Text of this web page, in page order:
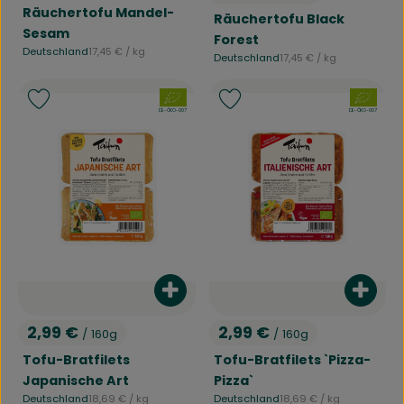
Räuchertofu Mandel-
Sesam
, Herkunft:
Deutschland, Referenzpreis:
17,45 € / kg
Räuchertofu Black
Forest
, Herkunft:
Deutschland, Referenzpreis:
17,45 € / kg
, Preis:
2,99 € / 160g
Tofu-Bratfilets
Japanische Art
Deutschland, Referenzpreis:
18,69 € / kg
Produkt zum Warenkorb
, Verband:
, Kontrollstelle:
DE-ÖKO-007
Produkt zu Favouriten hinzufügen
, Preis:
2,99 € / 160g
Tofu-Bratfilets `Pizza-
Pizza`
Deutschland, Referenzpreis:
18,69 € / kg
, Verband:
, Kontrollstelle:
DE-ÖKO-007
Produkt zu Favouriten